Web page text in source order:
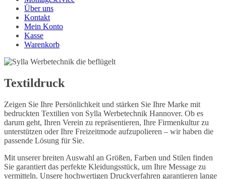
Über uns
Kontakt
Mein Konto
Kasse
Warenkorb
Textildruck
Zeigen Sie Ihre Persönlichkeit und stärken Sie Ihre Marke mit
bedruckten Textilien von Sylla Werbetechnik Hannover. Ob es
darum geht, Ihren Verein zu repräsentieren, Ihre Firmenkultur zu
unterstützen oder Ihre Freizeitmode aufzupolieren – wir haben die
passende Lösung für Sie.
Mit unserer breiten Auswahl an Größen, Farben und Stilen finden
Sie garantiert das perfekte Kleidungsstück, um Ihre Message zu
vermitteln. Unsere hochwertigen Druckverfahren garantieren lange